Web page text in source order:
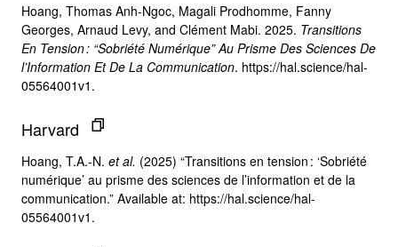
Hoang, Thomas Anh-Ngoc, Magali Prodhomme, Fanny
Georges, Arnaud Levy, and Clément Mabi. 2025. Transitions
En Tension : “Sobriété Numérique” Au Prisme Des Sciences De
l’Information Et De La Communication. https://hal.science/hal-
05564001v1.
Harvard
Hoang, T.A.-N. et al. (2025) “Transitions en tension : ‘Sobriété
numérique’ au prisme des sciences de l’information et de la
communication.” Available at: https://hal.science/hal-
05564001v1.